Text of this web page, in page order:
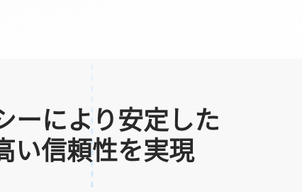
ーにより安定した
い信頼性を実現